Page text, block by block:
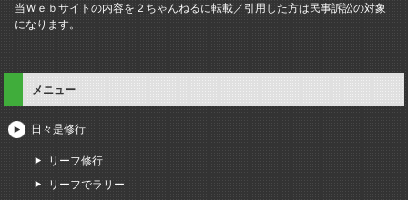
当Ｗｅｂサイトの内容を２ちゃんねるに転載／引用した方は民事訴訟の対象
になります。
メニュー
日々是修行
リーフ修行
リーフでラリー